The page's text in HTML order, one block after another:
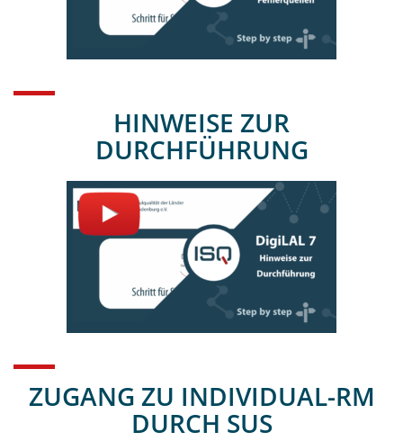
HINWEISE ZUR
DURCHFÜHRUNG
ZUGANG ZU INDIVIDUAL-RM
DURCH SUS